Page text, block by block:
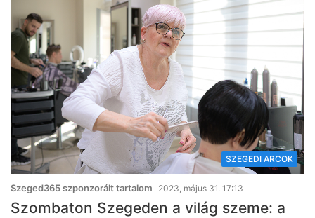
SZEGEDI ARCOK
Szeged365 szponzorált tartalom 2023, május 31. 17:13
Szombaton Szegeden a világ szeme: a